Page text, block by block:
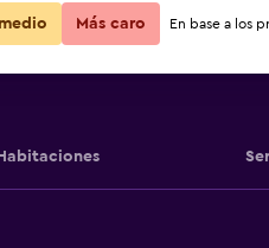
Más caro En base a los